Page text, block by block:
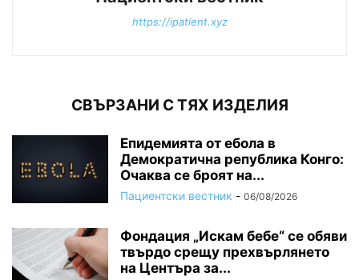
https://ipatient.xyz
СВЪРЗАНИ С ТЯХ ИЗДЕЛИЯ
Епидемията от ебола в
Демократична република Конго:
Очаква се броят на...
Пациентски вестник - 06/08/2026
Фондация „Искам бебе“ се обяви
твърдо срещу прехвърлянето
на Центъра за...